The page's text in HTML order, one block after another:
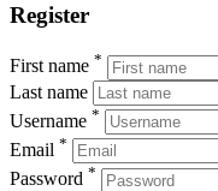
Register
First name *
Last name
Username *
Email *
Password *